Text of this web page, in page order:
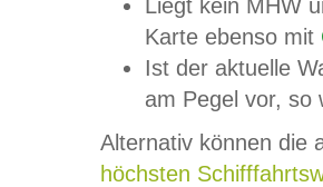
Liegt kein MHW
Karte ebenso mit
Ist der aktuelle
am Pegel vor,
Alternativ können die
höchsten